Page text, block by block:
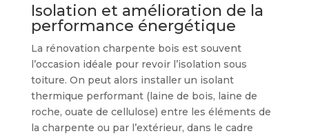
Isolation et amélioration de la
performance énergétique
La rénovation charpente bois est souvent
l’occasion idéale pour revoir l’isolation sous
toiture. On peut alors installer un isolant
thermique performant (laine de bois, laine de
roche, ouate de cellulose) entre les éléments de
la charpente ou par l’extérieur, dans le cadre